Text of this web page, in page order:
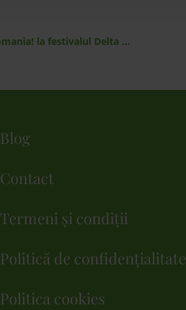
Avia Motors sustine participarea echipei Let’s Do It, Romania! la festivalul Delta Music Fest
Blog
Contact
Termeni și condiții
Politică de confidențialitate
Politica cookies